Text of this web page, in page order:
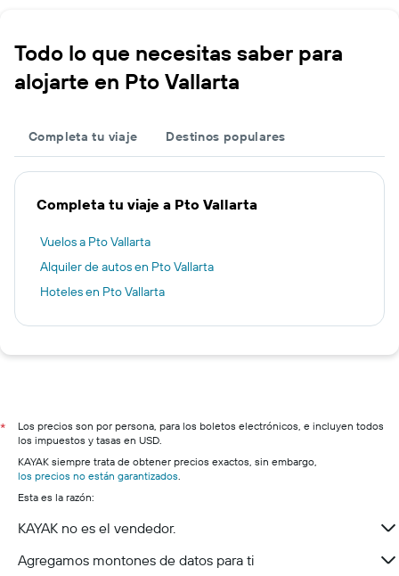
Todo lo que necesitas saber para
alojarte en Pto Vallarta
Completa tu viaje Destinos populares
Completa tu viaje a Pto Vallarta
Vuelos a Pto Vallarta
Alquiler de autos en Pto Vallarta
Hoteles en Pto Vallarta
*
Los precios son por persona, para los boletos electrónicos, e incluyen todos
los impuestos y tasas en USD.
KAYAK siempre trata de obtener precios exactos, sin embargo,
los precios no están garantizados.
Esta es la razón:
KAYAK no es el vendedor.
Agregamos montones de datos para ti